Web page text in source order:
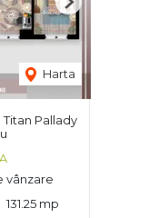
Harta
Next
Pallady
vânzare
131.25 mp